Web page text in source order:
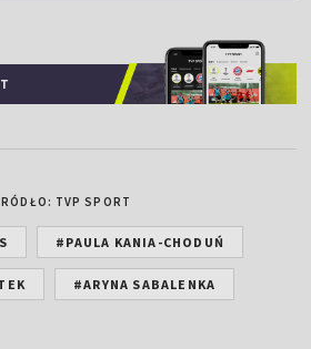
TVP SPORT
#PAULA KANIA-CHODUŃ
#ARYNA SABALENKA